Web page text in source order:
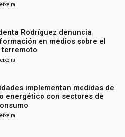
Rodríguez denuncia
en medios sobre el
terremoto
implementan medidas de
energético con sectores de